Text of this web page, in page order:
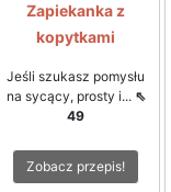
Zapiekanka z
kopytkami
Jeśli szukasz pomysłu
na sycący, prosty i... ⇖
49
Zobacz przepis!